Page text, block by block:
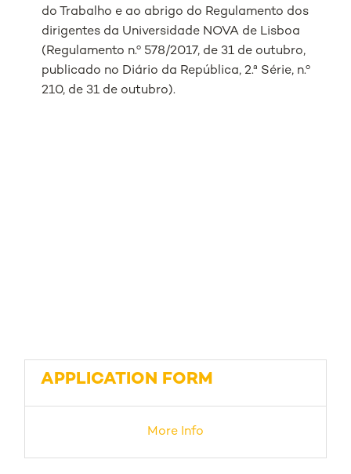
do Trabalho e ao abrigo do Regulamento dos
dirigentes da Universidade NOVA de Lisboa
(Regulamento n.º 578/2017, de 31 de outubro,
publicado no Diário da República, 2.ª Série, n.º
210, de 31 de outubro).
APPLICATION FORM
More Info